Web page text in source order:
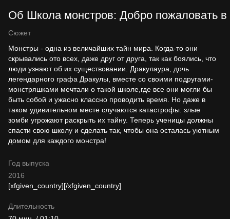
Об Школа монстров: Добро пожаловать в
Сюжет
Монстры - одна из величайших тайн мира. Когда-то они
скрывались ото всех, даже друг от друга, так как боялись, что
люди узнают об их существовании. Дракулаура, дочь
легендарного графа Дракулы, вместе со своими подругами-
монстряшками мечтали о такой школе,где все они могли бы
быть собой и ужасно классно проводить время. Но даже в
таком удивительном месте случаются катастрофы: злые
зомби угрожают раскрыть их тайну. Теперь ученицы должны
спасти свою школу и сделать так, чтобы она осталась уютным
домом для каждого монстра!
Год выпуска
2016
Длительность
[xfgiven_country][/xfgiven_country]